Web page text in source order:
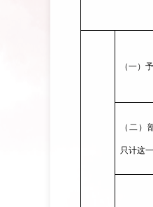
（一）
（二）
只计这